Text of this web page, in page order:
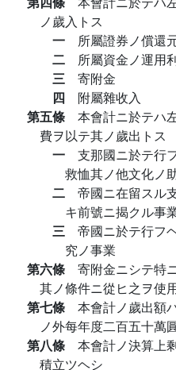
ノ歲入トス
一 所屬證券ノ償還
二 所屬資金ノ運用
三 寄附金
四 附屬雜收入
第五條 本會計ニ於テハ
費ヲ以テ其ノ歲出トス
一 支那國ニ於テ行
救恤其ノ他文化ノ
二 帝國ニ在留スル
キ前號ニ揭クル事
三 帝國ニ於テ行フ
究ノ事業
第六條 寄附金ニシテ特
其ノ條件ニ從ヒ之ヲ使
第七條 本會計ノ歲出額
ノ外每年度二百五十萬
第八條 本會計ノ決算上
積立ツヘシ